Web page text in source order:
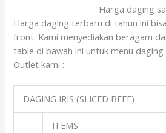
Harga daging
Harga daging terbaru di tahun ini
front. Kami menyediakan beragam
table di bawah ini untuk menu
Outlet kami :
DAGING IRIS (SLICED BEEF)
ITEMS